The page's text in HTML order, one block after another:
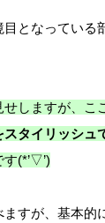
となっている
しますが、こ
タイリッシュ
(*’▽’)
すが、基本的